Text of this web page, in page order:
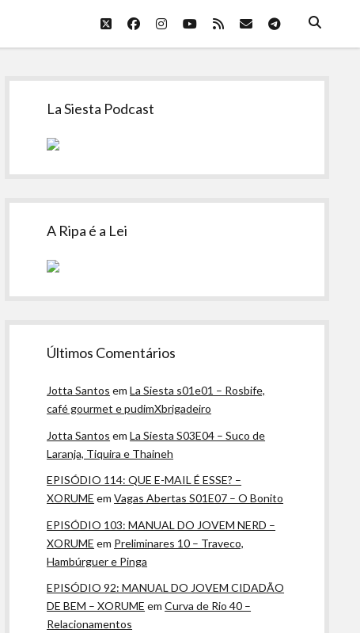
twitterfacebookinstagram
youtube
rss emailtelegram
Sidebar
La Siesta Podcast
A Ripa é a Lei
Últimos Comentários
Jotta Santos emLa Siesta s01e01 – Rosbife,
café gourmet e pudimXbrigadeiro
Jotta Santos emLa Siesta S03E04 – Suco de
Laranja, Tiquira e Thaineh
EPISÓDIO 114: QUE E-MAIL É ESSE? –
XORUME emVagas Abertas S01E07 – O Bonito
EPISÓDIO 103: MANUAL DO JOVEM NERD –
XORUME em Preliminares 10 – Traveco,
Hambúrguer e Pinga
EPISÓDIO 92: MANUAL DO JOVEM CIDADÃO
DE BEM – XORUME emCurva de Rio 40 –
Relacionamentos